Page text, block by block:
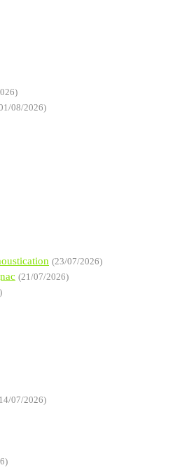
08/2026)
(23/07/2026)
(21/07/2026)
07/2026)